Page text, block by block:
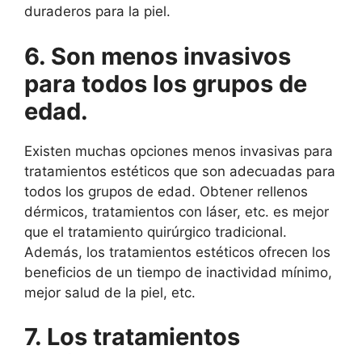
duraderos para la piel.
6. Son menos invasivos
para todos los grupos de
edad.
Existen muchas opciones menos invasivas para
tratamientos estéticos que son adecuadas para
todos los grupos de edad. Obtener rellenos
dérmicos, tratamientos con láser, etc. es mejor
que el tratamiento quirúrgico tradicional.
Además, los tratamientos estéticos ofrecen los
beneficios de un tiempo de inactividad mínimo,
mejor salud de la piel, etc.
7. Los tratamientos